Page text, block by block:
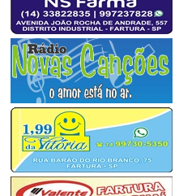
Bom dia a todos! Muito boa web
radio Quem como Deus.
parabéns;Desejo que você Não
tenha medo da vida, tenha medo
de não vivê-la. Não há céu sem
tempestades, nem caminhos
sem acidentes. Só é digno do
pódio quem usa as derrotas para
alcançá-lo. Só é digno da
sabedoria quem usa as lágrimas
para irrigá-la. Os frágeis usam a
força; os fortes, a inteligência.
Seja um sonhador, mas una
seus sonhos com disciplina,
Pois sonhos sem disciplina
produzem pessoas frustradas.
Seja um debatedor de ideia...